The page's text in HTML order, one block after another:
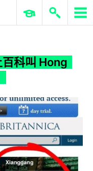
ERP 與商業 AI
科叫 Hong